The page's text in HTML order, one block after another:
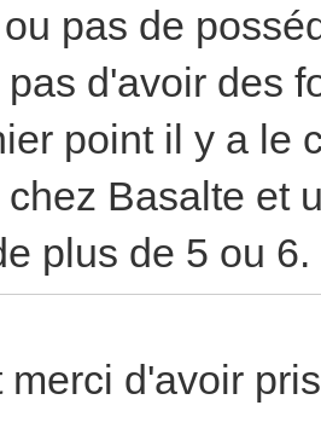
pas de
d'avoir des
point il y a le
Basalte et
plus de 5 ou 6.
merci d'avoir